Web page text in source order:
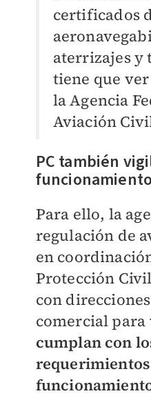
certificados
aterrizajes y
tiene que
la Agencia
Aviación
PC también
Para ello, la
regulación de
en
Protección
con
comercial para
cumplan con